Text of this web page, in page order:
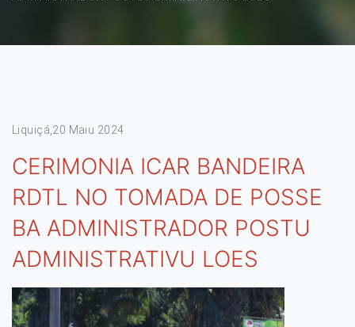
Liquiçá,20 Maiu 2024
CERIMONIA ICAR BANDEIRA
RDTL NO TOMADA DE POSSE
BA ADMINISTRADOR POSTU
ADMINISTRATIVU LOES